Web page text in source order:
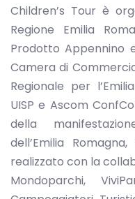
Children’s Tour è
Regione Emilia
Prodotto Appennino
Camera di
Regionale per
UISP e Ascom
della
dell’Emilia
realizzato con la
Mondoparchi,